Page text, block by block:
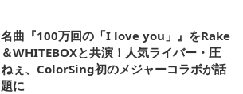
名曲『100万回の「I love you」』をRake
＆WHITEBOXと共演！人気ライバー・圧
ねぇ、ColorSing初のメジャーコラボが話
題に